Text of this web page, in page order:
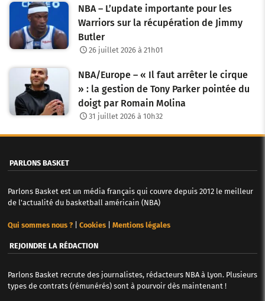
NBA – L’update importante pour les
Warriors sur la récupération de Jimmy
Butler
26 juillet 2026 à 21h01
NBA/Europe – « Il faut arrêter le cirque
» : la gestion de Tony Parker pointée du
doigt par Romain Molina
31 juillet 2026 à 10h32
PARLONS BASKET
Parlons Basket est un média français qui couvre depuis 2012 le meilleur
de l'actualité du basketball américain (NBA)
Qui sommes nous ?| Cookies| Mentions légales
REJOINDRE LA RÉDACTION
Parlons Basket recrute des journalistes, rédacteurs NBA à Lyon. Plusieurs
types de contrats (rémunérés) sont à pourvoir dès maintenant !